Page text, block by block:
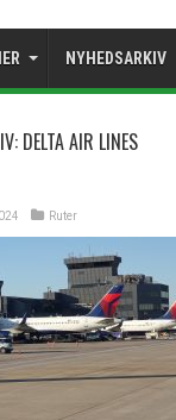
NYHEDSARKIV
DELTA AIR LINES
Ruter